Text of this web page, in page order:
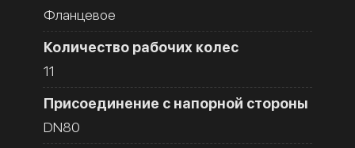
Фланцевое
Количество рабочих колес
11
Присоединение с напорной стороны
DN80